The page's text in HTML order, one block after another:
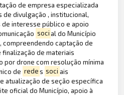
de empresa especializada
divulgação , institucional,
interesse público e apoio
social do Município
compreendendo captação de
finalização de materiais
por drone com resolução mínima
de redes soci ais
atualização de seção específica
oficial do Município, apoio à